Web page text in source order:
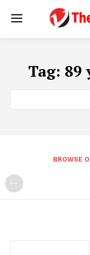
Tag: 89
BROWSE